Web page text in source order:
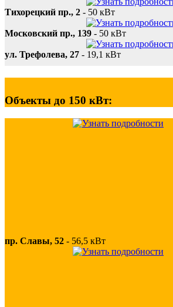
Тихорецкий пр., 2 - 50 кВт
Московский пр., 139 - 50 кВт
ул. Трефолева, 27 - 19,1 кВт
Объекты до 150 кВт:
пр. Славы, 52 - 56,5 кВт